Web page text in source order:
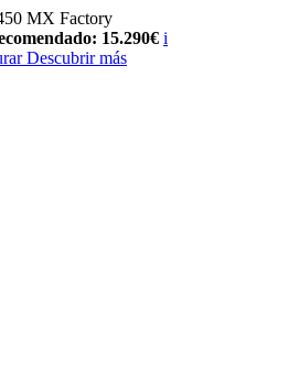
MX Factory
15.290€ i
Descubrir más